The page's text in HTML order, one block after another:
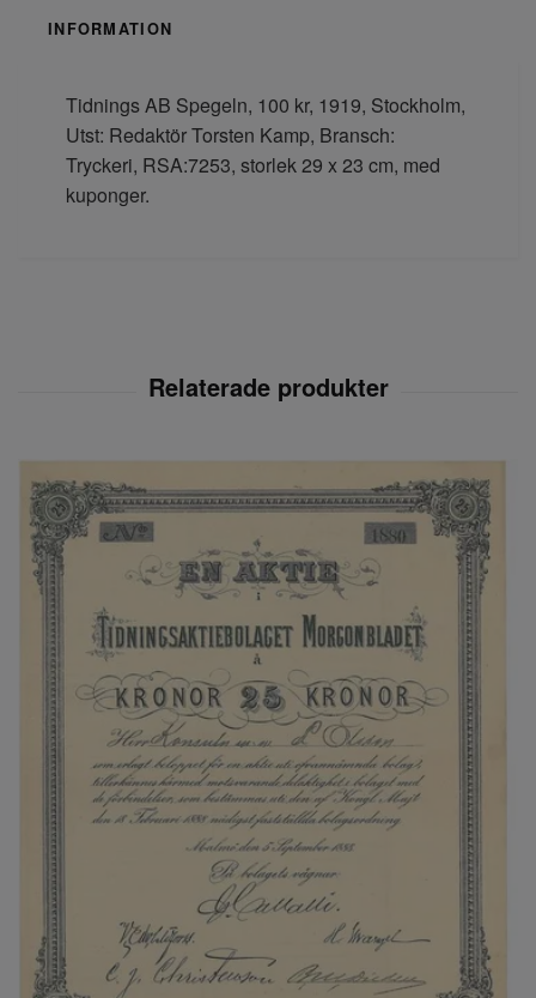
INFORMATION
Tidnings AB Spegeln, 100 kr, 1919, Stockholm,
Utst: Redaktör Torsten Kamp, Bransch:
Tryckeri, RSA:7253, storlek 29 x 23 cm, med
kuponger.